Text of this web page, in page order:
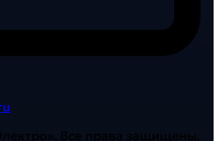
Все права защищены.